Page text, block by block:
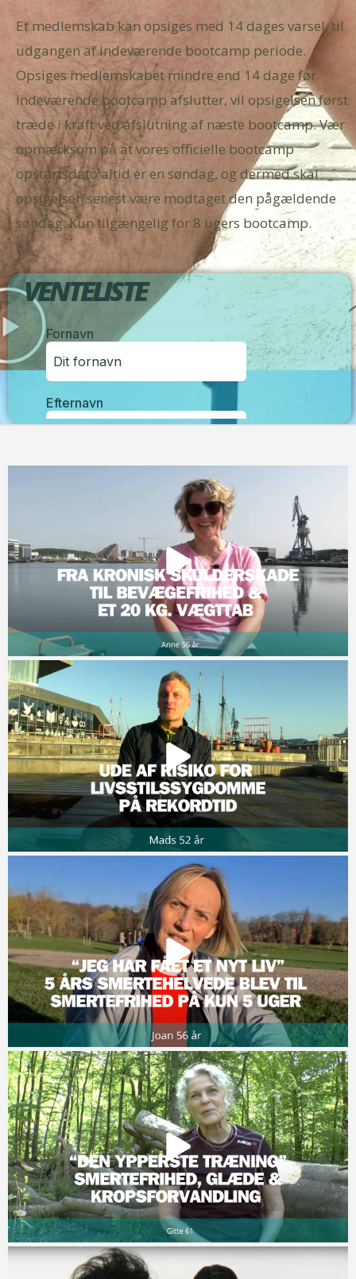
Et medlemskab kan opsiges med 14 dages varsel, til
udgangen af indeværende bootcamp periode.
Opsiges medlemskabet mindre end 14 dage før
indeværende bootcamp afslutter, vil opsigelsen først
træde i kraft ved afslutning af næste bootcamp. Vær
opmærksom på at vores officielle bootcamp
opstartsdato altid er en søndag, og dermed skal
opsigelsen senest være modtaget den pågældende
søndag. Kun tilgængelig for 8 ugers bootcamp.
VENTELISTE